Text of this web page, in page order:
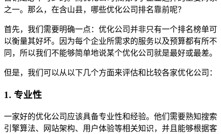
之一。那么，在含山县，哪些优化公司排名靠前呢？
首先，我们需要明确一点：优化公司并非只有一个排名榜单可
以衡量其好坏。因为每个企业所需求的服务以及预算都有所不
同，所以我们不能够简单地说某个优化公司就是最好或最差。
但是，我们可以从以下几个方面来评估和比较各家优化公司：
1. 专业性
一家好的优化公司应该具备专业性和经验。他们需要熟知搜索
引擎算法、网站架构、用户体验等相关知识，并且能够根据客